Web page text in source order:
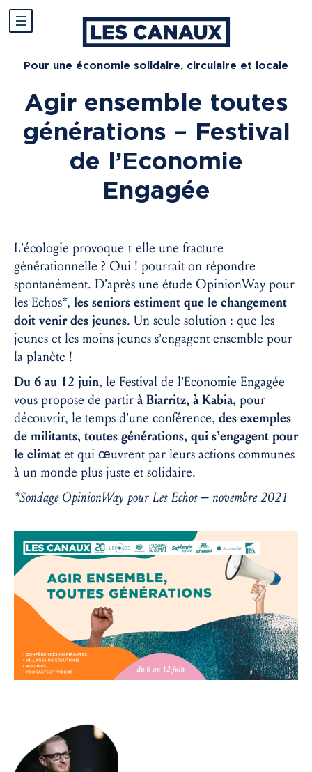
Pour une économie solidaire, circulaire et locale
Agir ensemble toutes
générations – Festival
de l’Economie
Engagée
L’écologie provoque-t-elle une fracture
générationnelle ? Oui ! pourrait on répondre
spontanément. D’après une étude OpinionWay pour
les Echos*, les seniors estiment que le changement
doit venir des jeunes. Un seule solution : que les
jeunes et les moins jeunes s’engagent ensemble pour
la planète !
Du 6 au 12 juin, le Festival de l’Economie Engagée
vous propose de partir à Biarritz, à Kabia, pour
découvrir, le temps d’une conférence, des exemples
de militants, toutes générations, qui s’engagent pour
le climat et qui œuvrent par leurs actions communes
à un monde plus juste et solidaire.
*Sondage OpinionWay pour Les Echos – novembre 2021